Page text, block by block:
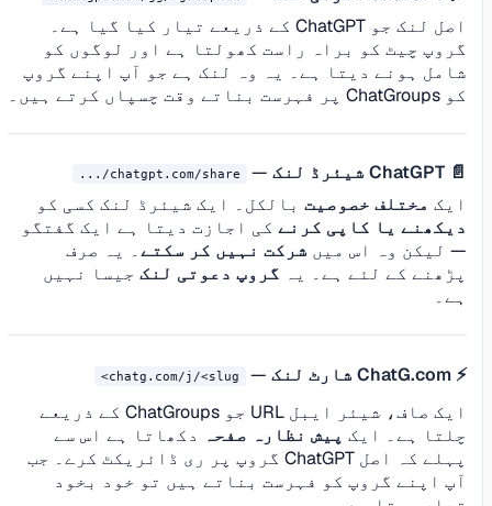
اصل لنک جو ChatGPT کے ذریعے تیار کیا گیا ہے۔
گروپ چیٹ کو براہ راست کھولتا ہے اور لوگوں کو
شامل ہونے دیتا ہے۔ یہ وہ لنک ہے جو آپ اپنے گروپ
کو ChatGroups پر فہرست بناتے وقت چسپاں کرتے ہیں۔
📄 ChatGPT شیئرڈ لنک —
chatgpt.com/share/...
ایکمختلف خصوصیتبالکل۔ ایک شیئرڈ لنک کسی کو
دیکھنے یا کاپی کرنےکی اجازت دیتا ہے ایک گفتگو
— لیکن وہ اس میںشرکت نہیں کر سکتے۔ یہ صرف
پڑھنے کے لئے ہے۔ یہگروپ دعوتی لنکجیسا نہیں
ہے۔
⚡ ChatG.com شارٹ لنک —
chatg.com/j/<slug>
ایک صاف، شیئر ایبل URL جو ChatGroups کے ذریعے
چلتا ہے۔ ایکپیش نظارہ صفحہدکھاتا ہے اس سے
پہلے کہ اصل ChatGPT گروپ پر ری ڈائریکٹ کرے۔ جب
آپ اپنے گروپ کو فہرست بناتے ہیں تو خود بخود